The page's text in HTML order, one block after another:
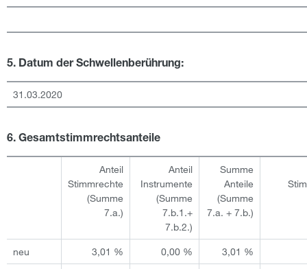
5. Datum der Schwellenberührung:
31.03.2020
6. Gesamtstimmrechtsanteile
Anteil
Stimmrechte
(Summe
7.a.)
Anteil
Instrumente
(Summe
7.b.1.+
7.b.2.)
Summe
Anteile
(Summe
7.a. + 7.b.)
neu 3,01 % 0,00 % 3,01 %